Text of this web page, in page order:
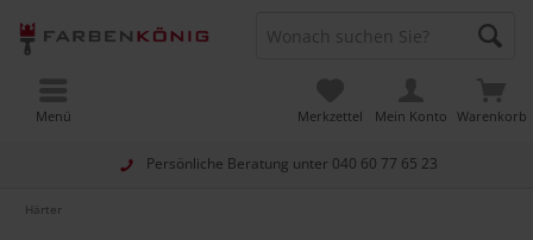
Persönliche Beratung unter 040 60 77 65 23
Warenkorb
Merkzettel Mein Konto
Menü
Härter